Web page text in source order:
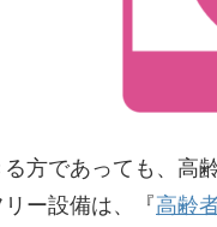
方であっても、高
ー設備は、『高齢